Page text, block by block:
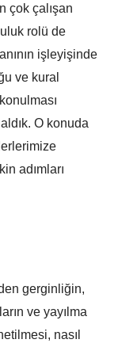
çok çalışan
rolü de
işleyişinde
ve kural
O konuda
adımları
gerginliğin,
ve yayılma
nasıl